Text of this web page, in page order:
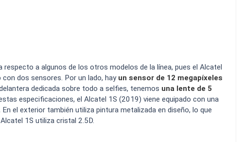
respecto a algunos de los otros modelos de la línea, pues el Alcatel
dos sensores. Por un lado, hay un sensor de 12 megapíxeles
dedicada sobre todo a selfies, tenemos una lente de 5
especificaciones, el Alcatel 1S (2019) viene equipado con una
En el exterior también utiliza pintura metalizada en diseño, lo que
1S utiliza cristal 2.5D.